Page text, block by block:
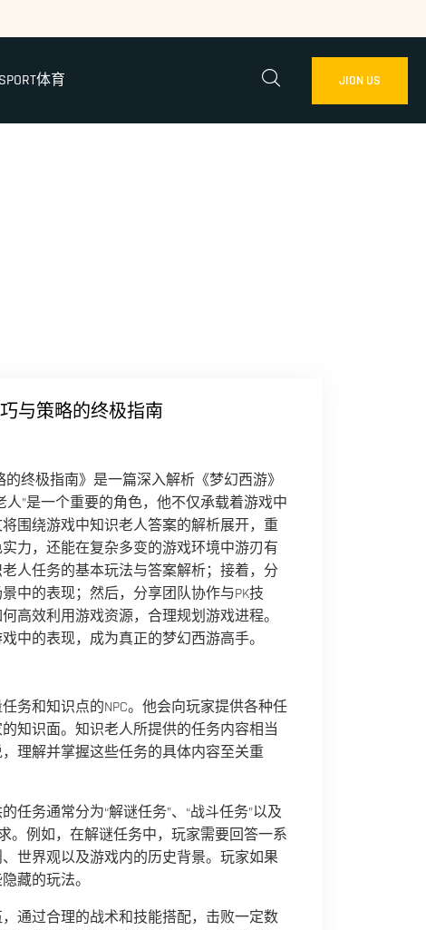
体育 JION US
与策略的终极指南
终极指南》是一篇深入解析《梦幻西游》
”是一个重要的角色，他不仅承载着游戏中
围绕游戏中知识老人答案的解析展开，重
力，还能在复杂多变的游戏环境中游刃有
人任务的基本玩法与答案解析；接着，分
中的表现；然后，分享团队协作与PK技
高效利用游戏资源，合理规划游戏进程。
中的表现，成为真正的梦幻西游高手。
务和知识点的NPC。他会向玩家提供各种任
知识面。知识老人所提供的任务内容相当
理解并掌握这些任务的具体内容至关重
务通常分为“解谜任务”、“战斗任务”以及
。例如，在解谜任务中，玩家需要回答一系
世界观以及游戏内的历史背景。玩家如果
藏的玩法。
通过合理的战术和技能搭配，击败一定数